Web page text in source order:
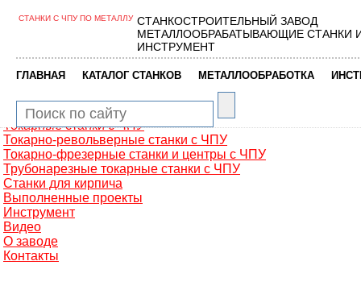
Главная
Фрезерные обрабатывающие центры
Сверлильно-фрезерные станки
Промышленные роботы манипуляторы
Токарные автоматы с ЧПУ
Токарные станки с ЧПУ
Токарно-револьверные станки с ЧПУ
Токарно-фрезерные станки и центры с ЧПУ
Трубонарезные токарные станки с ЧПУ
Станки для кирпича
Выполненные проекты
Инструмент
Видео
О заводе
Контакты
СТАНКИ С ЧПУ ПО МЕТАЛЛУ СТАНКОСТРОИТЕЛЬНЫЙ ЗАВОД
МЕТАЛЛООБРАБАТЫВАЮЩИЕ СТАНКИ
ИНСТРУМЕНТ
ГЛАВНАЯ КАТАЛОГ СТАНКОВ МЕТАЛЛООБРАБОТКА